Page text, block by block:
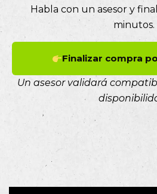
Habla con un asesor y
minutos.
Finalizar compra
Un asesor validará